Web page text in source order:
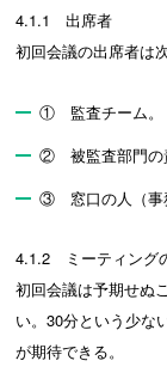
4.1.1 出席者
初回会議の出席者は
① 監査チーム。
② 被監査部門の
③ 窓口の人（事
4.1.2 ミーティング
初回会議は予期せぬ
い。30分という少な
が期待できる。